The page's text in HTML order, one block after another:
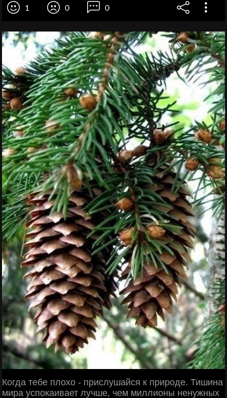
1 0 0
Когда тебе плохо - прислушайся к природе. Тишина
мира успокаивает лучше, чем миллионы ненужных